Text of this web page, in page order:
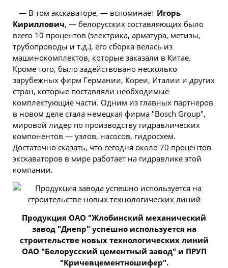
— В том экскаваторе, — вспоминает Игорь
Кириллович, — белорусских составляющих было
всего 10 процентов (электрика, арматура, метизы,
трубопроводы и т.д.), его сборка велась из
машинокомплектов, которые заказали в Китае.
Кроме того, было задействовано несколько
зарубежных фирм Германии, Кореи, Италии и других
стран, которые поставляли необходимые
комплектующие части. Одним из главных партнеров
в новом деле стала немецкая фирма "Bosch Group",
мировой лидер по производству гидравлических
компонентов — узлов, насосов, гидросхем.
Достаточно сказать, что сегодня около 70 процентов
экскаваторов в мире работает на гидравлике этой
компании.
Продукция ОАО "Жлобинский механический
завод "Днепр" успешно используется на
строительственовых технологических линий
ОАО "Белорусский цементный завод" и ПРУП
"Кричевцементношифер".